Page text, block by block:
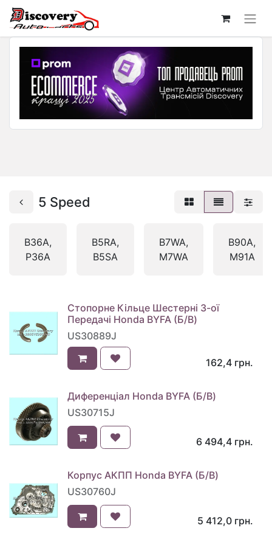
5 Speed
B36A,
P36A
B5RA,
B5SA
B7WA,
M7WA
B90A,
M91A
Стопорне Кільце Шестерні 3-ої
Передачі Honda BYFA (Б/В)
US30889J
162,4 грн.
Диференціал Honda BYFA (Б/В)
US30715J
6 494,4 грн.
Корпус АКПП Honda BYFA (Б/В)
US30760J
5 412,0 грн.